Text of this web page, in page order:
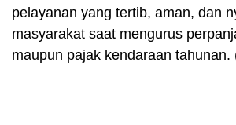
pelayanan yang tertib, aman, dan
masyarakat saat mengurus
maupun pajak kendaraan tahunan.